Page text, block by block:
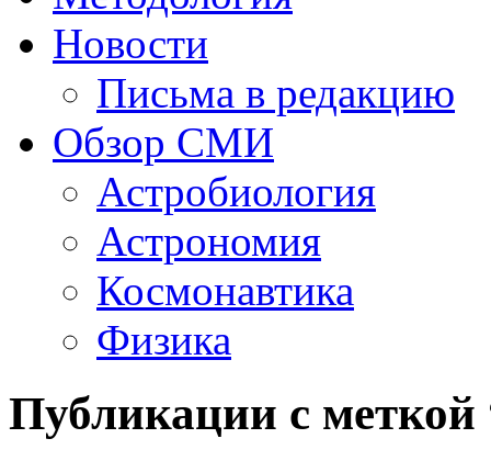
Новости
Письма в редакцию
Обзор СМИ
Астробиология
Астрономия
Космонавтика
Физика
Публикации с меткой